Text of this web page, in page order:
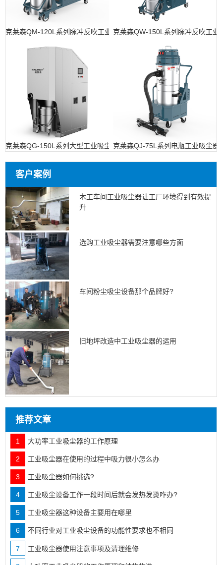
克莱森QM-120L系列脉冲反吹工业吸尘器克莱森QW-150L系列脉冲反吹工业
克莱森QG-150L系列大型工业吸尘设备克莱森QJ-75L系列电瓶工业吸尘器
客户案例
木工车间工业吸尘器让工厂环境得到有效提
升
选购工业吸尘器需要注意哪些方面
车间粉尘吸尘设备那个品牌好?
旧地坪改造中工业吸尘器的运用
推荐文章
1 大功率工业吸尘器的工作原理
2 工业吸尘器在使用的过程中吸力很小怎么办
3 工业吸尘器如何挑选?
4 工业吸尘设备工作一段时间后就会发热发烫咋办?
5 工业吸尘器这种设备主要用在哪里
6 不同行业对工业吸尘设备的功能性要求也不相同
7 工业吸尘器使用注意事项及清理维修